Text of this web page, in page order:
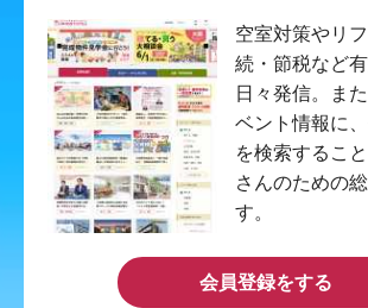
空室対策やリ
続・節税など
日々発信。ま
ベント情報に
を検索するこ
さんのための
す。
会員登録をする